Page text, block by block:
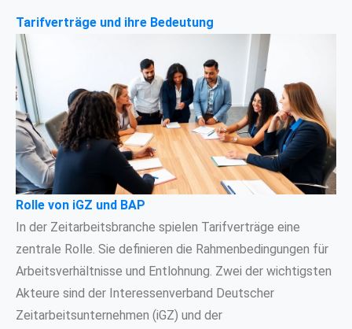
Tarifverträge und ihre Bedeutung
Rolle von iGZ und BAP
In der Zeitarbeitsbranche spielen Tarifverträge eine
zentrale Rolle. Sie definieren die Rahmenbedingungen für
Arbeitsverhältnisse und Entlohnung. Zwei der wichtigsten
Akteure sind der Interessenverband Deutscher
Zeitarbeitsunternehmen (iGZ) und der